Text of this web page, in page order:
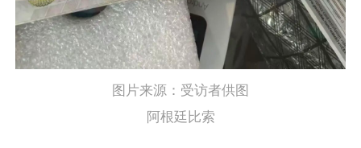
图片来源：受访者供图
阿根廷比索